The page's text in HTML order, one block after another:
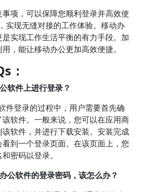
项，可以保障您顺利登录并高效使
实现无缝对接的工作体验。移动办
实现工作生活平衡的有力手段。加
，能让移动办公更加高效便捷。
：
软件上进行登录？
件登录的过程中，用户需要首先确
软件。一般来说，您可以在应用商
软件，并进行下载安装。安装完成
到一个登录页面。在该页面上，您
密码以登录。
公软件的登录密码，该怎么办？